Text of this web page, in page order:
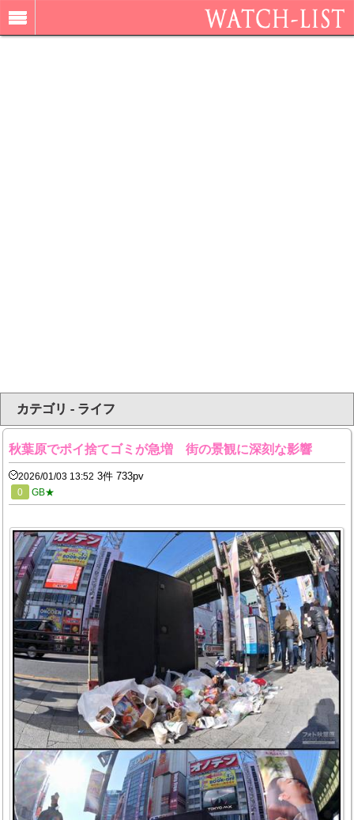
カテゴリ - ライフ
秋葉原でポイ捨てゴミが急増 街の景観に深刻な影響
2026/01/03 13:52 3件 733pv
0 GB★